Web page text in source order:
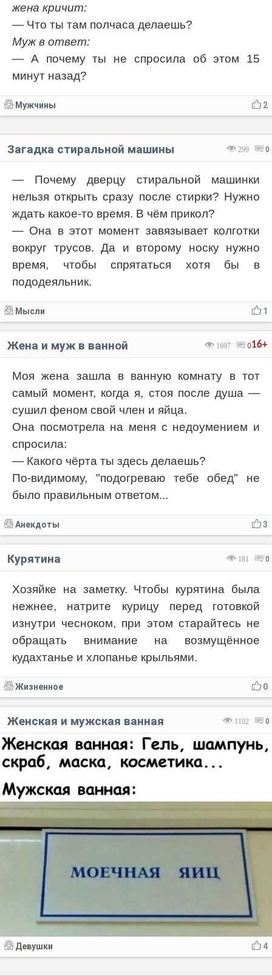
жена кричит:
— Что ты там полчаса делаешь?
Муж в ответ:
— А почему ты не спросила об этом 15
минут назад?
2
Мужчины
299 0
Загадка стиральной машины
— Почему дверцу стиральной машинки
нельзя открыть сразу после стирки? Нужно
ждать какое-то время. В чём прикол?
— Она в этот момент завязывает колготки
вокруг трусов. Да и второму носку нужно
время, чтобы спрятаться хотя бы в
пододеяльник.
1
Мысли
16+
1697 0
Жена и муж в ванной
Моя жена зашла в ванную комнату в тот
самый момент, когда я, стоя после душа —
сушил феном свой член и яйца.
Она посмотрела на меня с недоумением и
спросила:
— Какого чёрта ты здесь делаешь?
По-видимому, "подогреваю тебе обед" не
было правильным ответом...
3
Анекдоты
181 0
Курятина
Хозяйке на заметку. Чтобы курятина была
нежнее, натрите курицу перед готовкой
изнутри чесноком, при этом старайтесь не
обращать внимание на возмущённое
кудахтанье и хлопанье крыльями.
0
Жизненное
1102 0
Женская и мужская ванная
4
Девушки